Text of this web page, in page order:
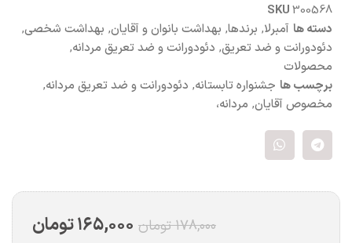
SKU300568
دسته ها آمبرلا, برندها, بهداشت بانوان و آقایان, بهداشت شخصی,
دئودورانت و ضد تعریق, دئودورانت و ضد تعریق مردانه,
محصولات
برچسب ها جشنواره تابستانه, دئودورانت و ضد تعریق مردانه,
مخصوص آقایان, مردانه،
۱۷۸,۰۰۰تومان ۱۶۵,۰۰۰تومان